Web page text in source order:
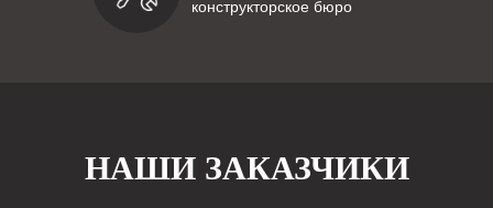
конструкторское бюро
НАШИ ЗАКАЗЧИКИ